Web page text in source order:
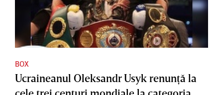
BOX
Ucraineanul Oleksandr Usyk renunţă la